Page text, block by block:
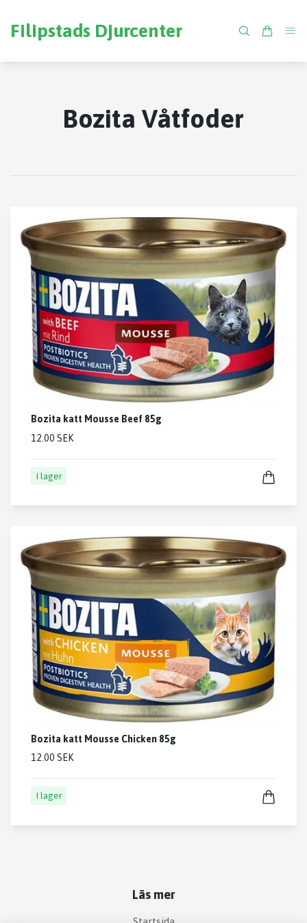
Filipstads Djurcenter
Bozita Våtfoder
Bozita katt Mousse Beef 85g
12.00 SEK
I lager
Bozita katt Mousse Chicken 85g
12.00 SEK
I lager
Läs mer